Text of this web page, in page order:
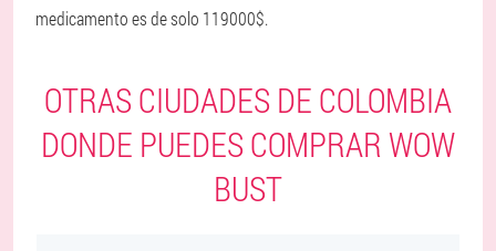
medicamento es de solo 119000$.
OTRAS CIUDADES DE COLOMBIA
DONDE PUEDES COMPRAR WOW
BUST